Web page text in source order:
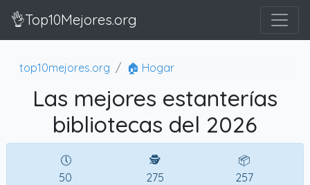
👌Top10Mejores.org
top10mejores.org 🏠 Hogar
Las mejores estanterías
bibliotecas del 2026
🕔
50
🕵
275
📦
257